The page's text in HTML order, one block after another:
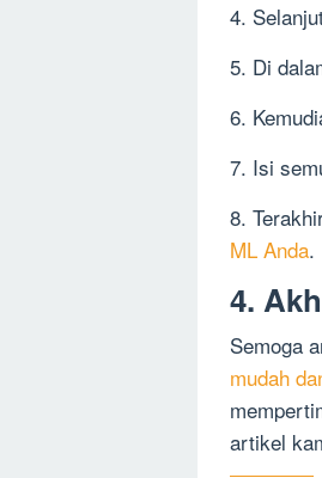
4.
5. Di
6.
7. Isi
8.
ML Anda.
4.
Semoga
mudah
artikel